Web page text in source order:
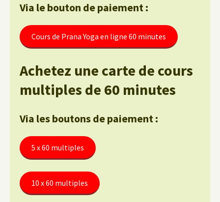
Via le bouton de paiement :
Cours de Prana Yoga en ligne 60 minutes
Achetez une carte de cours
multiples de 60 minutes
Via les boutons de paiement :
5 x 60 multiples
10 x 60 multiples